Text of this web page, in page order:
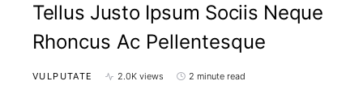
Tellus Justo Ipsum Sociis Neque
Rhoncus Ac Pellentesque
VULPUTATE 2.0K views 2 minute read